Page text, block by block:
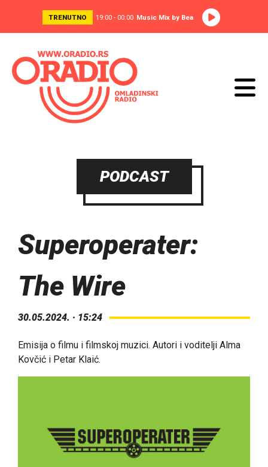
TRENUTNO 19:00 - 00:00 Music Mix by Bea
PODCAST
Superoperater:
The Wire
30.05.2024. · 15:24
Emisija o filmu i filmskoj muzici. Autori i voditelji Alma
Kovčić i Petar Klaić.